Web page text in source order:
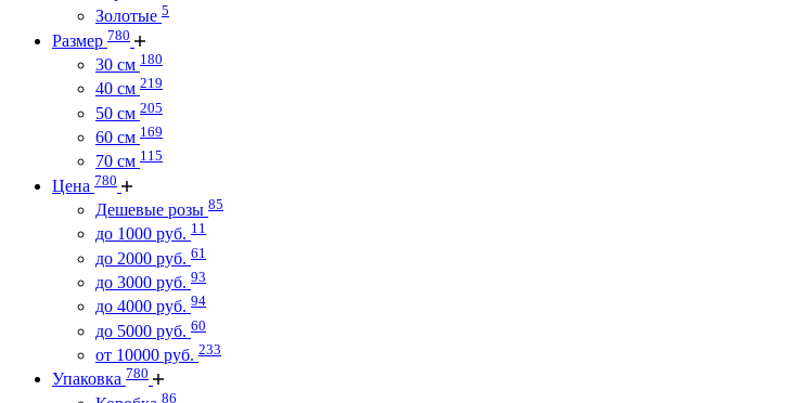
Золотые 5
Размер 780
30 см 180
40 см 219
50 см 205
60 см 169
70 см 115
Цена 780
Дешевые розы 85
до 1000 руб. 11
до 2000 руб. 61
до 3000 руб. 93
до 4000 руб. 94
до 5000 руб. 60
от 10000 руб. 233
Упаковка 780
86